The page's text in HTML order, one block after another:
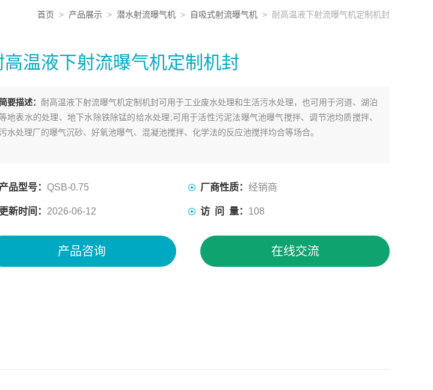
首页 > 产品展示 > 潜水射流曝气机 > 自吸式射流曝气机 > 耐高温液下射流曝气机定制机封
高温液下射流曝气机定制机封
要描述： 耐高温液下射流曝气机定制机封可用于工业废水处理和生活污水处理，也可用于河道、湖泊
地表水的处理、地下水除铁除锰的给水处理;可用于活性污泥法曝气池曝气搅拌、调节池均质搅拌、
污水处理厂的曝气沉砂、好氧池曝气、混凝池搅拌、化学法的反应池搅拌均合等场合。
产品型号： QSB-0.75 厂商性质： 经销商
更新时间： 2026-06-12 访 问 量： 108
产品咨询 在线交流